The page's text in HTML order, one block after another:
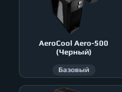
AeroСool Aero-500
(Черный)
Базовый